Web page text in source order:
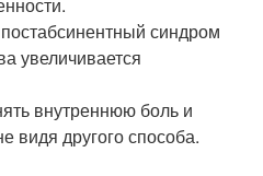
синдром
увеличивается
внутреннюю боль и
видя другого способа.